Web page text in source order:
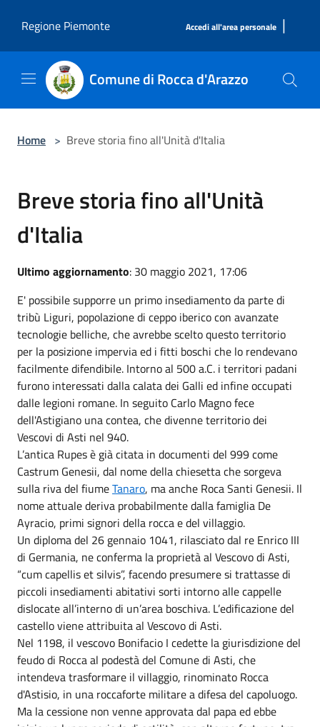
Regione Piemonte
Accedi all'area personale |
Comune di Rocca d'Arazzo
Home > Breve storia fino all'Unità d'Italia
Breve storia fino all'Unità
d'Italia
Ultimo aggiornamento: 30 maggio 2021, 17:06
E' possibile supporre un primo insediamento da parte di
tribù Liguri, popolazione di ceppo iberico con avanzate
tecnologie belliche, che avrebbe scelto questo territorio
per la posizione impervia ed i fitti boschi che lo rendevano
facilmente difendibile. Intorno al 500 a.C. i territori padani
furono interessati dalla calata dei Galli ed infine occupati
dalle legioni romane. In seguito Carlo Magno fece
dell'Astigiano una contea, che divenne territorio dei
Vescovi di Asti nel 940.
L’antica Rupes è già citata in documenti del 999 come
Castrum Genesii, dal nome della chiesetta che sorgeva
sulla riva del fiumeTanaro, ma anche Roca Santi Genesii. Il
nome attuale deriva probabilmente dalla famiglia De
Ayracio, primi signori della rocca e del villaggio.
Un diploma del 26 gennaio 1041, rilasciato dal re Enrico III
di Germania, ne conferma la proprietà al Vescovo di Asti,
“cum capellis et silvis”, facendo presumere si trattasse di
piccoli insediamenti abitativi sorti intorno alle cappelle
dislocate all’interno di un’area boschiva. L’edificazione del
castello viene attribuita al Vescovo di Asti.
Nel 1198, il vescovo Bonifacio I cedette la giurisdizione del
feudo di Rocca al podestà del Comune di Asti, che
intendeva trasformare il villaggio, rinominato Rocca
d'Astisio, in una roccaforte militare a difesa del capoluogo.
Ma la cessione non venne approvata dal papa ed ebbe